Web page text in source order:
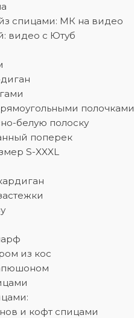
спицами: МК на видео
видео с Ютуб
полочками
белую полоску
поперек
S-XXXL
из кос
и кофт спицами